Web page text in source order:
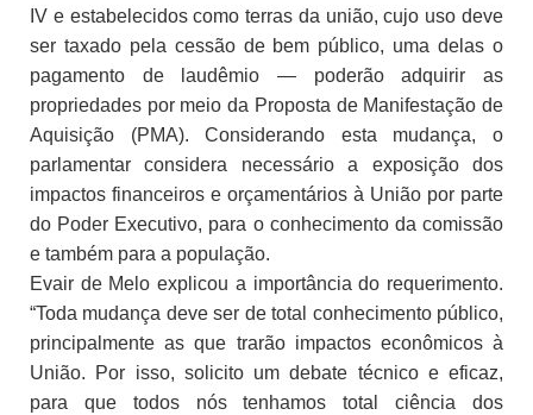
IV e estabelecidos como terras da união, cujo uso deve
ser taxado pela cessão de bem público, uma delas o
pagamento de laudêmio — poderão adquirir as
propriedades por meio da Proposta de Manifestação de
Aquisição (PMA). Considerando esta mudança, o
parlamentar considera necessário a exposição dos
impactos financeiros e orçamentários à União por parte
do Poder Executivo, para o conhecimento da comissão
e também para a população.
Evair de Melo explicou a importância do requerimento.
“Toda mudança deve ser de total conhecimento público,
principalmente as que trarão impactos econômicos à
União. Por isso, solicito um debate técnico e eficaz,
para que todos nós tenhamos total ciência dos